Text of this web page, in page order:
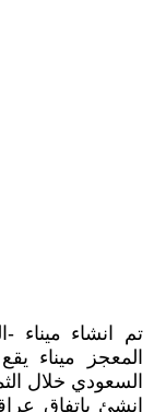
تم انشاء ميناء -
المعجز ميناء
السعودي خلال